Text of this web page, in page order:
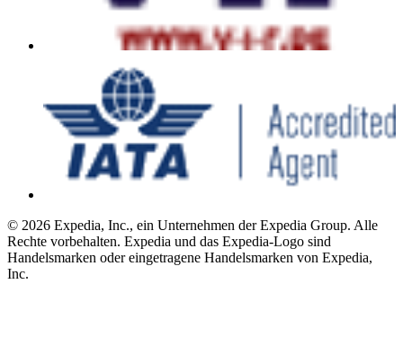
© 2026 Expedia, Inc., ein Unternehmen der Expedia Group. Alle
Rechte vorbehalten. Expedia und das Expedia-Logo sind
Handelsmarken oder eingetragene Handelsmarken von Expedia,
Inc.